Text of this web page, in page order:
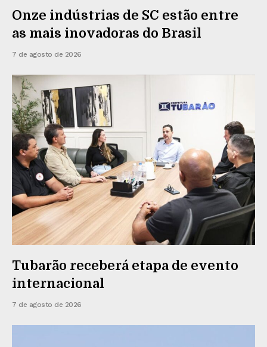
Onze indústrias de SC estão entre
as mais inovadoras do Brasil
7 de agosto de 2026
Tubarão receberá etapa de evento
internacional
7 de agosto de 2026